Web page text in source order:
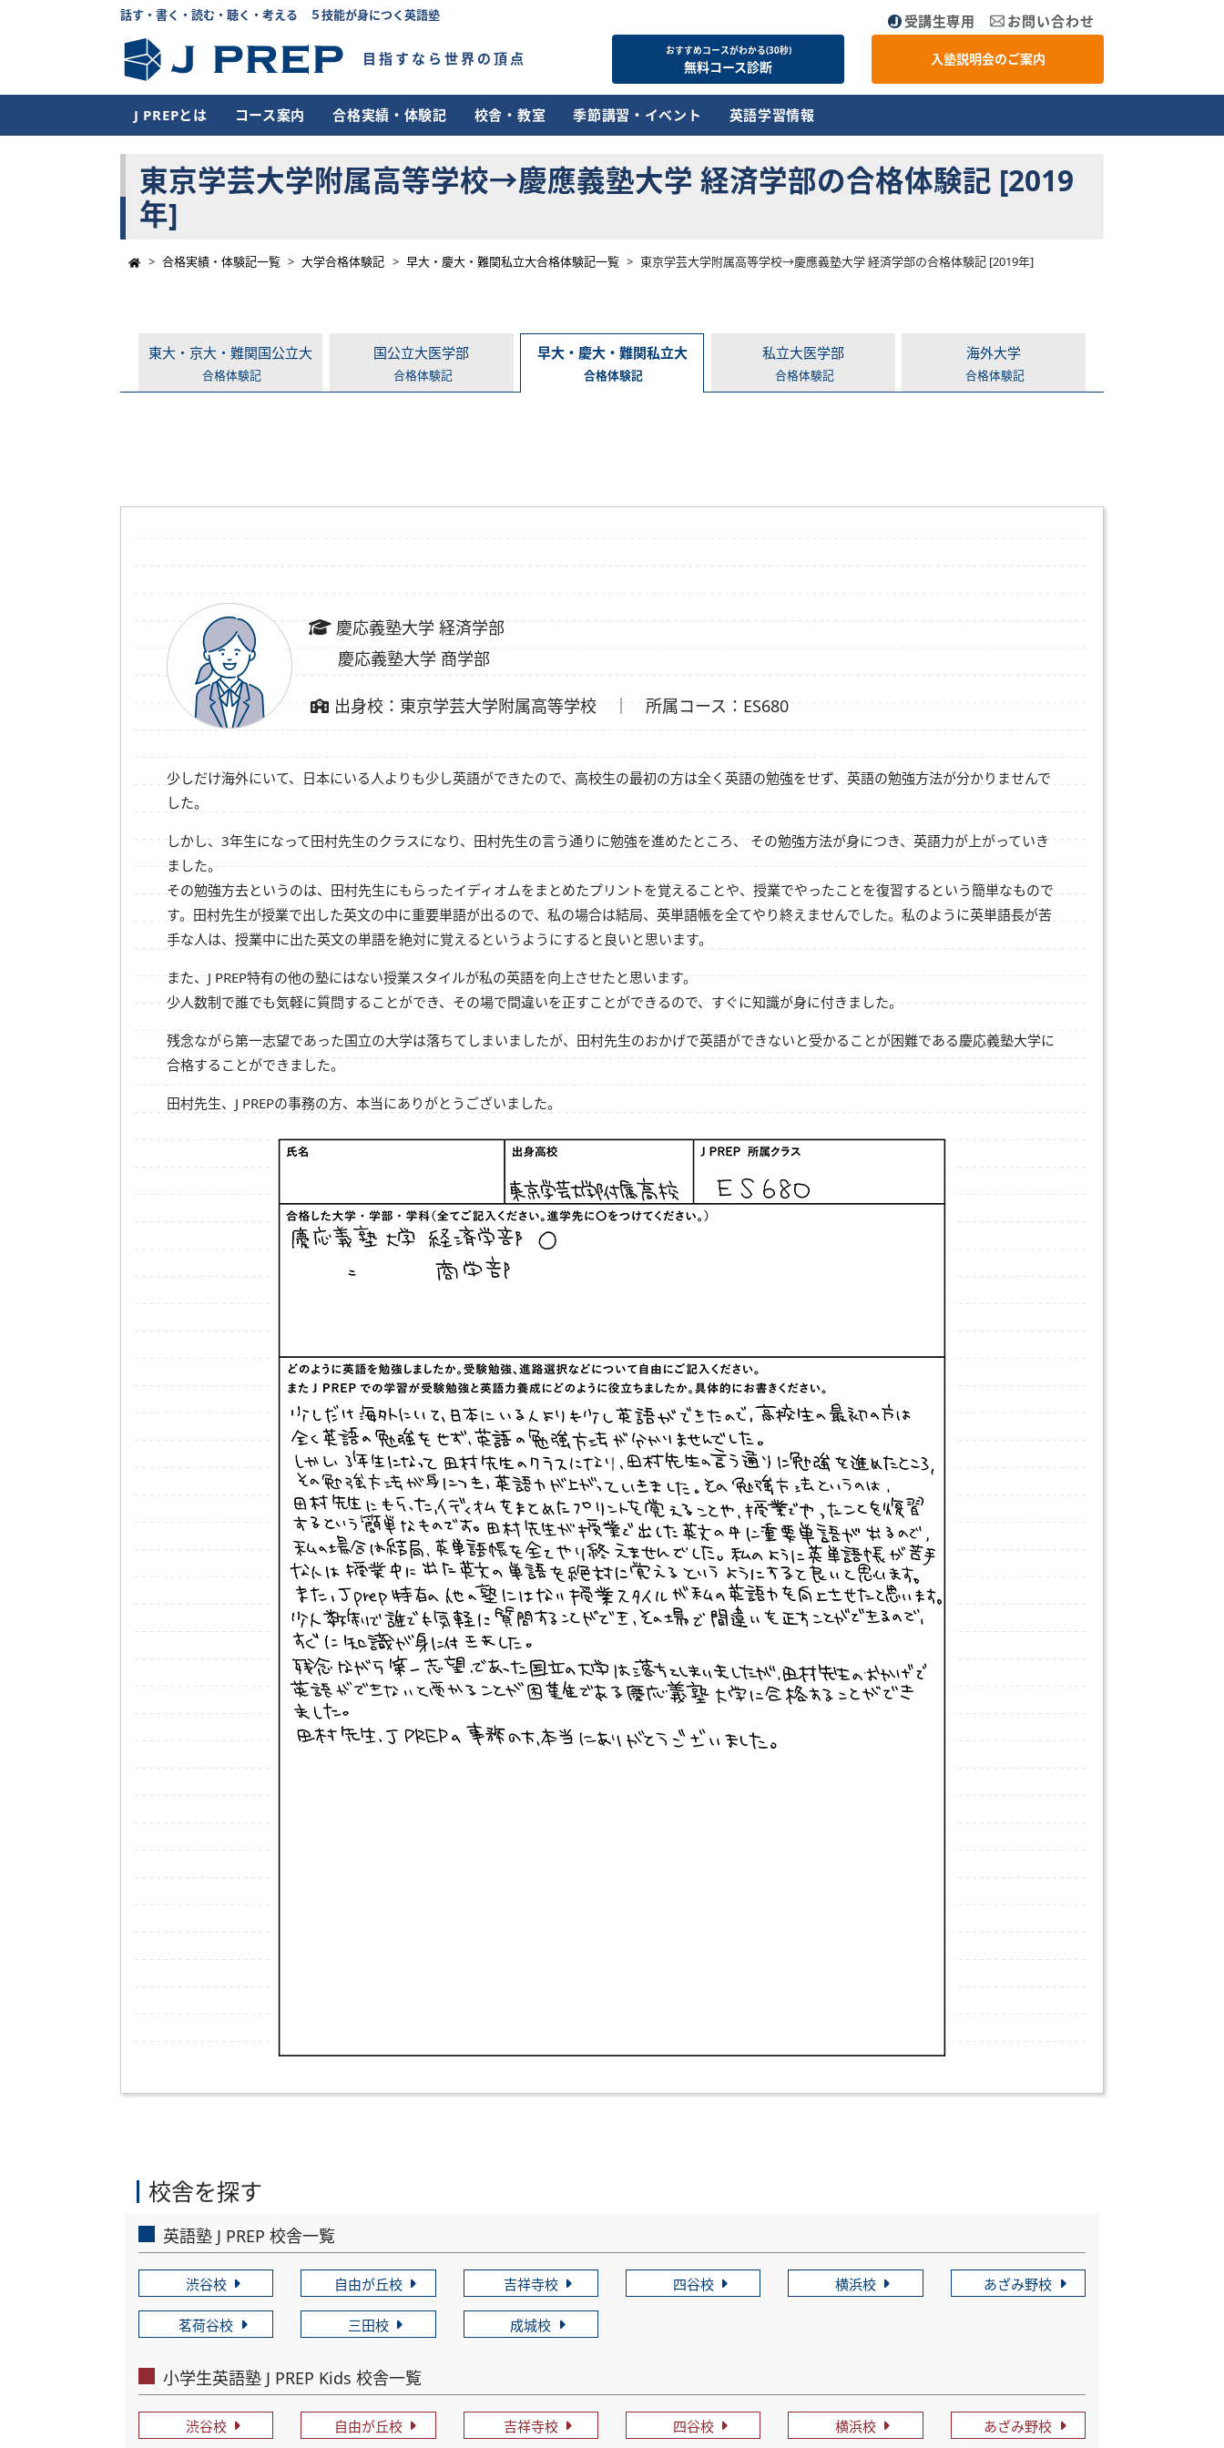
話す・書く・読む・聴く・考える ５技能が身につく英語塾
目指すなら世界の頂点
受講生専用 お問い合わせ
おすすめコースがわかる(30秒)
無料コース診断 入塾説明会のご案内
J PREPとは コース案内 合格実績・体験記 校舎・教室 季節講習・イベント 英語学習情報
東京学芸大学附属高等学校→慶應義塾大学 経済学部の合格体験記 [2019
年]
> 合格実績・体験記一覧 > 大学合格体験記 > 早大・慶大・難関私立大合格体験記一覧 > 東京学芸大学附属高等学校→慶應義塾大学 経済学部の合格体験記 [2019年]
東大・京大・難関国公立大
合格体験記
国公立大医学部
合格体験記
早大・慶大・難関私立大
合格体験記
私立大医学部
合格体験記
海外大学
合格体験記
慶応義塾大学 経済学部
慶応義塾大学 商学部
出身校：東京学芸大学附属高等学校 ｜ 所属コース：ES680
少しだけ海外にいて、日本にいる人よりも少し英語ができたので、高校生の最初の方は全く英語の勉強をせず、英語の勉強方法が分かりませんで
した。
しかし、3年生になって田村先生のクラスになり、田村先生の言う通りに勉強を進めたところ、 その勉強方法が身につき、英語力が上がっていき
ました。
その勉強方去というのは、田村先生にもらったイディオムをまとめたプリントを覚えることや、授業でやったことを復習するという簡単なもので
す。田村先生が授業で出した英文の中に重要単語が出るので、私の場合は結局、英単語帳を全てやり終えませんでした。私のように英単語長が苦
手な人は、授業中に出た英文の単語を絶対に覚えるというようにすると良いと思います。
また、J PREP特有の他の塾にはない授業スタイルが私の英語を向上させたと思います。
少人数制で誰でも気軽に質問することができ、その場で間違いを正すことができるので、すぐに知識が身に付きました。
残念ながら第一志望であった国立の大学は落ちてしまいましたが、田村先生のおかげで英語ができないと受かることが困難である慶応義塾大学に
合格することができました。
田村先生、J PREPの事務の方、本当にありがとうございました。
校舎を探す
英語塾 J PREP 校舎一覧
渋谷校 自由が丘校 吉祥寺校 四谷校 横浜校 あざみ野校
茗荷谷校 三田校 成城校
小学生英語塾 J PREP Kids 校舎一覧
渋谷校 自由が丘校 吉祥寺校 四谷校 横浜校 あざみ野校